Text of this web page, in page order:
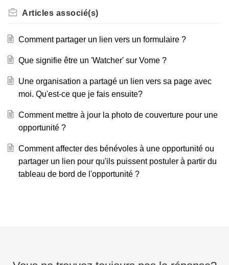
Articles associé(s)
Comment partager un lien vers un formulaire ?
Que signifie être un 'Watcher' sur Vome ?
Une organisation a partagé un lien vers sa page avec
moi. Qu'est-ce que je fais ensuite?
Comment mettre à jour la photo de couverture pour une
opportunité ?
Comment affecter des bénévoles à une opportunité ou
partager un lien pour qu'ils puissent postuler à partir du
tableau de bord de l'opportunité ?